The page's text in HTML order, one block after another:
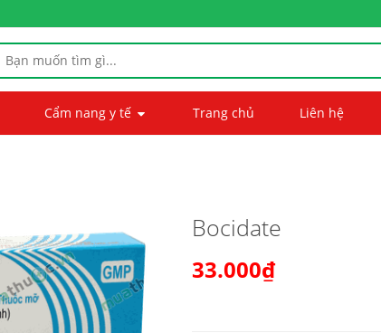
Cẩm nang y tế Trang chủ Liên hệ
Bocidate
33.000₫